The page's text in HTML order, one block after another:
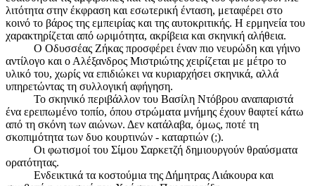
λιτότητα στην έκφραση και εσωτερική ένταση, μεταφέρει στο
κοινό το βάρος της εμπειρίας και της αυτοκριτικής. Η ερμηνεία του
χαρακτηρίζεται από ωριμότητα, ακρίβεια και σκηνική αλήθεια.
Ο Οδυσσέας Ζήκας προσφέρει έναν πιο νευρώδη και γήινο
αντίλογο και ο Αλέξανδρος Μιστριώτης χειρίζεται με μέτρο το
υλικό του, χωρίς να επιδιώκει να κυριαρχήσει σκηνικά, αλλά
υπηρετώντας τη συλλογική αφήγηση.
Το σκηνικό περιβάλλον του Βασίλη Ντόβρου αναπαριστά
ένα ερειπωμένο τοπίο, όπου στρώματα μνήμης έχουν θαφτεί κάτω
από τη σκόνη των αιώνων. Δεν κατάλαβα, όμως, ποτέ τη
σκοπιμότητα των δυο κουρτινών - καταρτιών (;).
Οι φωτισμοί του Σίμου Σαρκετζή δημιουργούν θραύσματα
ορατότητας.
Ενδεικτικά τα κοστούμια της Δήμητρας Λιάκουρα και